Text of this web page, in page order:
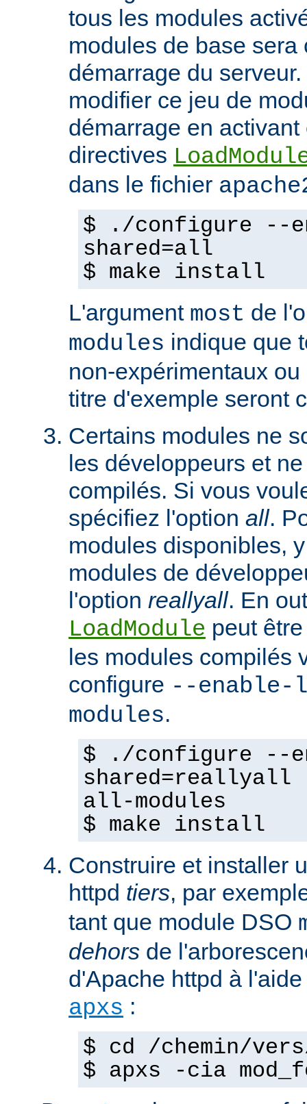
tous les modules
modules de base sera
démarrage du
modifier ce jeu de
démarrage en
directives
dans le fichier
$ ./configure --
shared=all
$ make install
L'argument most de
modules indique que
non-expérimentaux
titre d'exemple seront
Certains modules ne
les développeurs et
compilés. Si vous
spécifiez l'option all.
modules disponibles,
modules de
l'option reallyall. En
LoadModule peut
les modules compilés
configure --
modules.
$ ./configure --
shared=reallyall
all-modules
$ make install
Construire et installer
httpd tiers, par
tant que module DSO
dehors de
d'Apache httpd à
apxs :
$ cd /chemin/
$ apxs -cia